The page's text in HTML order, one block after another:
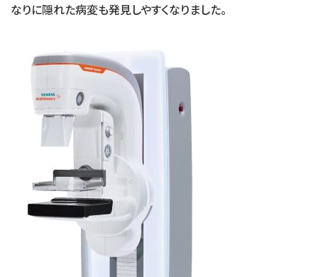
なりに隠れた病変も発見しやすくなりました。